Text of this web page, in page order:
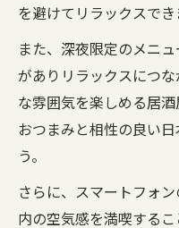
を避けてリラックスでき
また、深夜限定のメニ
がありリラックスにつ
な雰囲気を楽しめる居
おつまみと相性の良い
う。
さらに、スマートフォ
内の空気感を満喫する